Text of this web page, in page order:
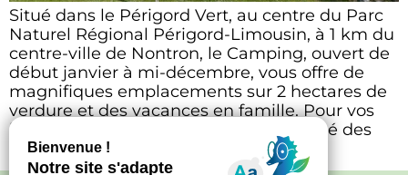
Situé dans le Périgord Vert, au centre du Parc
Naturel Régional Périgord-Limousin, à 1 km du
centre-ville de Nontron, le Camping, ouvert de
début janvier à mi-décembre, vous offre de
magnifiques emplacements sur 2 hectares de
verdure et des vacances en famille. Pour vos
locations, il vous est également proposé des
mobilhomes 2 et 3 […]